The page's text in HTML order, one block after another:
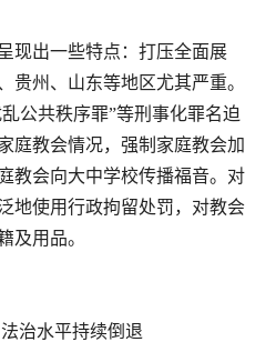
现出一些特点：打压全面展
贵州、山东等地区尤其严重。
公共秩序罪”等刑事化罪名迫
庭教会情况，强制家庭教会加
教会向大中学校传播福音。对
地使用行政拘留处罚，对教会
及用品。
治水平持续倒退